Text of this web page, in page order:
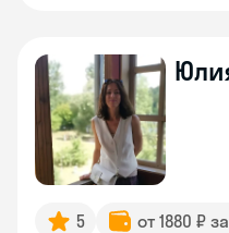
5 от 1880 ₽